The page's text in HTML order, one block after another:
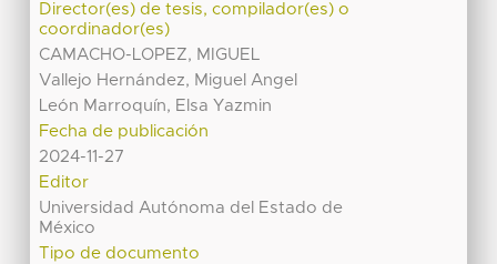
Director(es) de tesis, compilador(es) o
coordinador(es)
CAMACHO-LOPEZ, MIGUEL
Vallejo Hernández, Miguel Angel
León Marroquín, Elsa Yazmin
Fecha de publicación
2024-11-27
Editor
Universidad Autónoma del Estado de
México
Tipo de documento